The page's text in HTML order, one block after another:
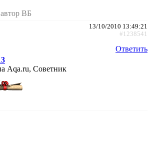
ВБ
13/10/2010 13:49:21
#1238541
Ответить
Aqa.ru, Советник